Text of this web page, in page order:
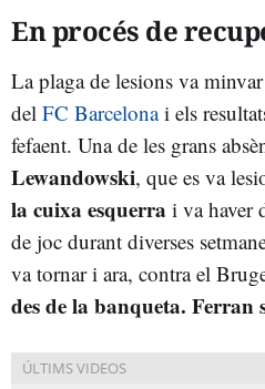
En procés de
La plaga de lesions va
del FC Barcelonai els
fefaent. Una de les grans
Lewandowski, que es va
la cuixa esquerra i va haver
de joc durant diverses
va tornar i ara, contra el
des de la banqueta. Ferran